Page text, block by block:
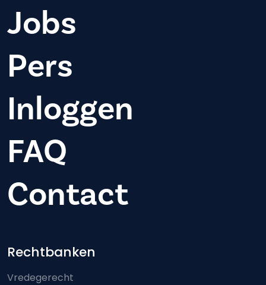
Jobs
Pers
Inloggen
FAQ
Contact
Footer-menu
Rechtbanken
Vredegerecht